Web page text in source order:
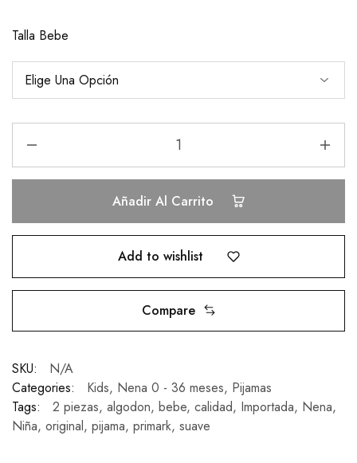
Talla Bebe
Añadir Al Carrito
Add to wishlist
Compare
SKU:
N/A
Categories:
Kids, Nena 0 - 36 meses, Pijamas
Tags:
2 piezas, algodon, bebe, calidad, Importada, Nena,
Niña, original, pijama, primark, suave